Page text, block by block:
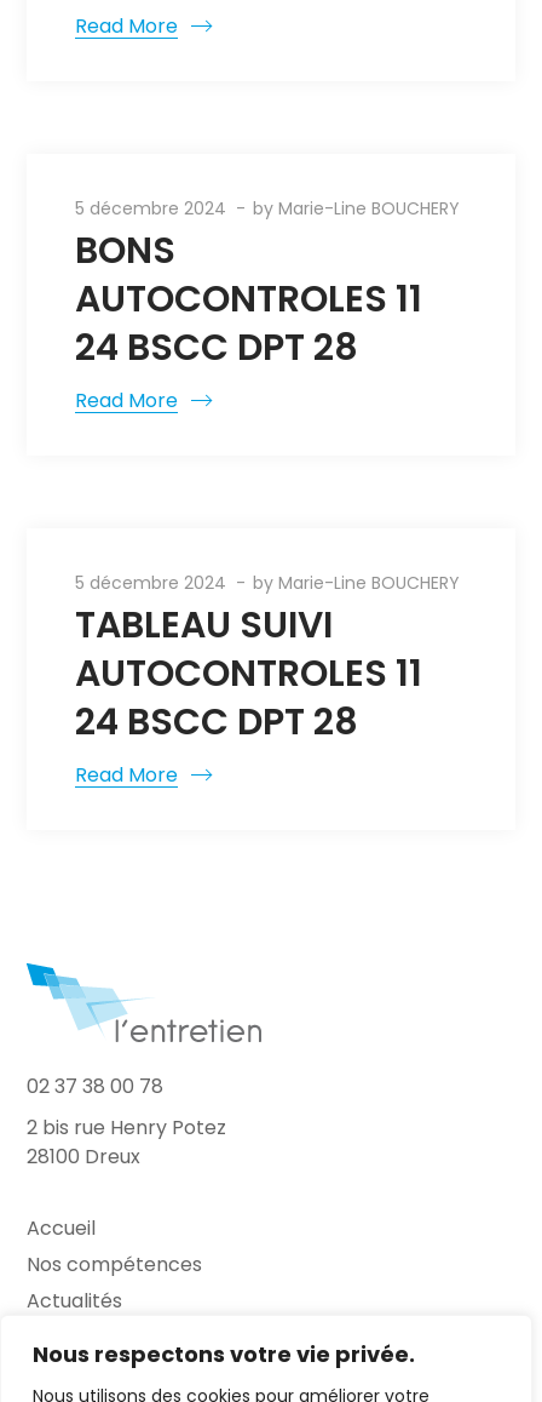
Nous respectons votre vie privée.
Nous utilisons des cookies pour améliorer votre
Read More
5 décembre 2024 byMarie-Line BOUCHERY
BONS
AUTOCONTROLES 11
24 BSCC DPT 28
Read More
5 décembre 2024 byMarie-Line BOUCHERY
TABLEAU SUIVI
AUTOCONTROLES 11
24 BSCC DPT 28
Read More
02 37 38 00 78
2 bis rue Henry Potez
28100 Dreux
Accueil
Nos compétences
Actualités